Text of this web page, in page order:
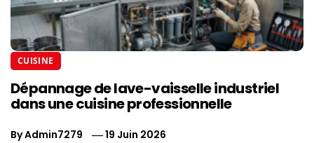
CUISINE
Dépannage de lave-vaisselle industriel
dans une cuisine professionnelle
ByAdmin7279 19 Juin 2026